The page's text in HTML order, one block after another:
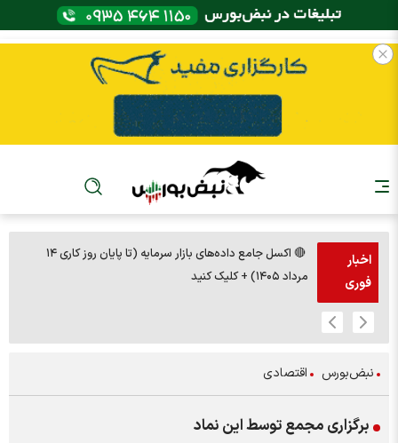
اخبار
فوری
🔴 اکسل جامع داده‌های بازار سرمایه (تا پایان روز کاری ۱۴
مرداد ۱۴۰۵) + کلیک کنید
نبض‌بورس اقتصادی
برگزاری مجمع توسط این نماد